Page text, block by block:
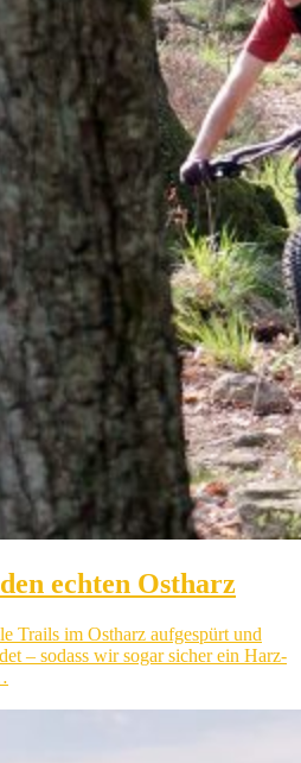
echten Ostharz
Trails im Ostharz aufgespürt und
– sodass wir sogar sicher ein Harz-